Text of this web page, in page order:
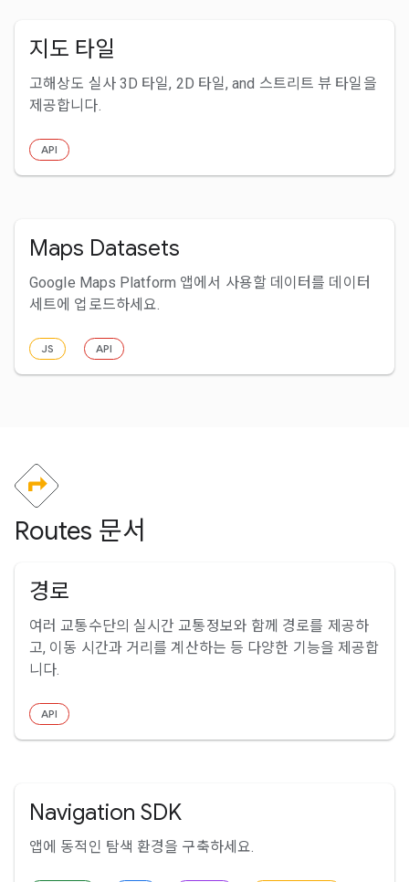
지도 타일
고해상도 실사 3D 타일, 2D 타일, and 스트리트 뷰 타일을
제공합니다.
API
Maps Datasets
Google Maps Platform 앱에서 사용할 데이터를 데이터
세트에 업로드하세요.
JS API
Routes 문서
경로
여러 교통수단의 실시간 교통정보와 함께 경로를 제공하
고, 이동 시간과 거리를 계산하는 등 다양한 기능을 제공합
니다.
API
Navigation SDK
앱에 동적인 탐색 환경을 구축하세요.